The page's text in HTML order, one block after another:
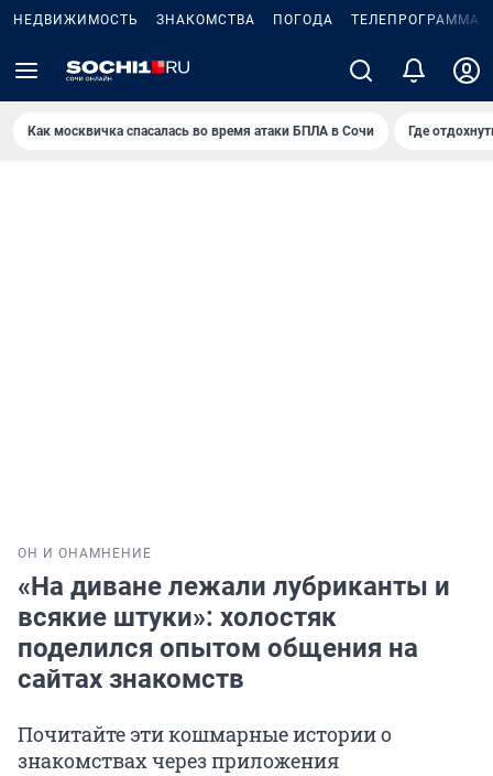
НЕДВИЖИМОСТЬ ЗНАКОМСТВА ПОГОДА ТЕЛЕПРОГРАММА
Как москвичка спасалась во время атаки БПЛА в Сочи Где
ОН И ОНА МНЕНИЕ
«На диване лежали лубриканты и
всякие штуки»: холостяк
поделился опытом общения на
сайтах знакомств
Почитайте эти кошмарные истории о
знакомствах через приложения